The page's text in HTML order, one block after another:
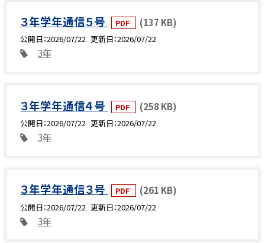
３年学年通信５号 PDF (137 KB)
公開日 2026/07/22 更新日 2026/07/22
3年
３年学年通信４号 PDF (258 KB)
公開日 2026/07/22 更新日 2026/07/22
3年
３年学年通信３号 PDF (261 KB)
公開日 2026/07/22 更新日 2026/07/22
3年